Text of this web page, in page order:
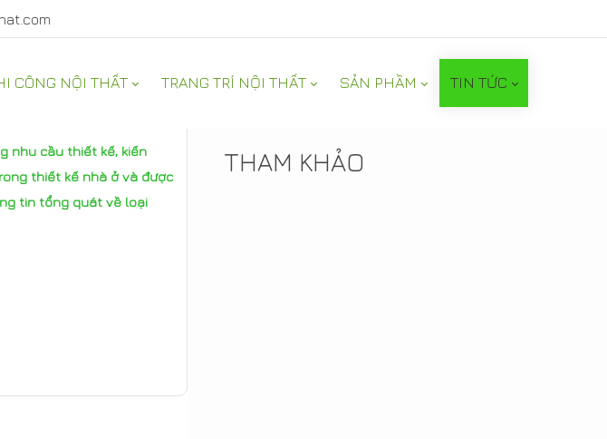
CÔNG NỘI THẤT TRANG TRÍ NỘI THẤT SẢN PHẦM TIN TỨC
nhu cầu thiết kế, kiến
thiết kế nhà ở và được
tin tổng quát về loại
TIN NỔI BẬT
THAM KHẢO